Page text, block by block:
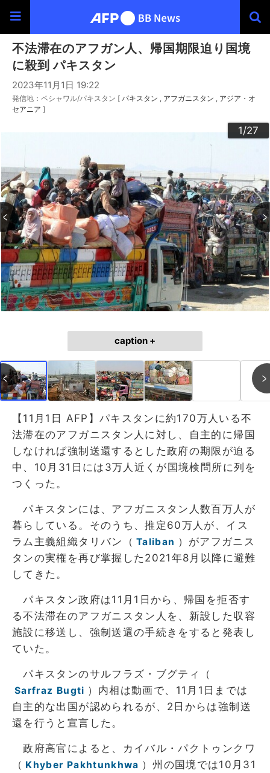
不法滞在のアフガン人、帰国期限迫り国境
に殺到 パキスタン
2023年11月1日 19:22
発信地：ペシャワル/パキスタン [ パキスタン アフガニスタン
アジア・オ
セアニア ]
1/27
2/27
3/27
4/27
5/27
6/27
7/27
8/27
9/27
10/27
11/27
12/27
13/27
14/27
15/27
16/27
17/27
18/27
19/27
20/27
21/27
22/27
23/27
24/27
25/27
26/27
27/27
caption +
【11月1日 AFP】パキスタンに約170万人いる不
法滞在のアフガニスタン人に対し、自主的に帰国
しなければ強制送還するとした政府の期限が迫る
中、10月31日には3万人近くが国境検問所に列を
つくった。
パキスタンには、アフガニスタン人数百万人が
暮らしている。そのうち、推定60万人が、イス
ラム主義組織タリバン（ Taliban ）がアフガニス
タンの実権を再び掌握した2021年8月以降に避難
してきた。
パキスタン政府は11月1日から、帰国を拒否す
る不法滞在のアフガニスタン人を、新設した収容
施設に移送し、強制送還の手続きをすると発表し
ていた。
パキスタンのサルフラズ・ブグティ（
Sarfraz Bugti ）内相は動画で、11月1日までは
自主的な出国が認められるが、2日からは強制送
還を行うと宣言した。
政府高官によると、カイバル・パクトゥンクワ
（ Khyber Pakhtunkhwa ）州の国境では10月31